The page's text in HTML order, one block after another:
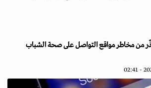
من مخاطر مواقع التواصل على صحة الشباب